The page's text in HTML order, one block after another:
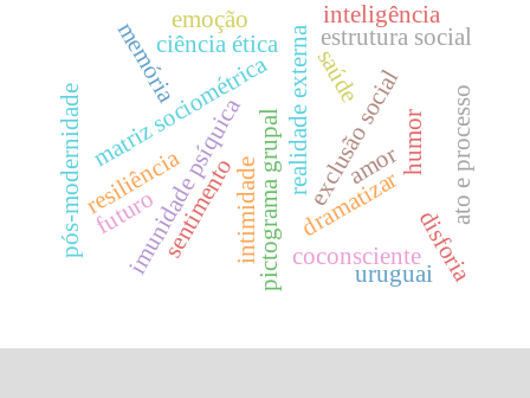
exclusão social
imunidade psíquicapictograma grupal dramatizar
matriz sociométricarealidade externa estrutura social
amor
intimidade
pós-modernidaderesiliência
saúde
coconsciente
ato e processo
ciência ética
uruguai
memóriaemoção inteligência
disforia
sentimento
humor
futuro